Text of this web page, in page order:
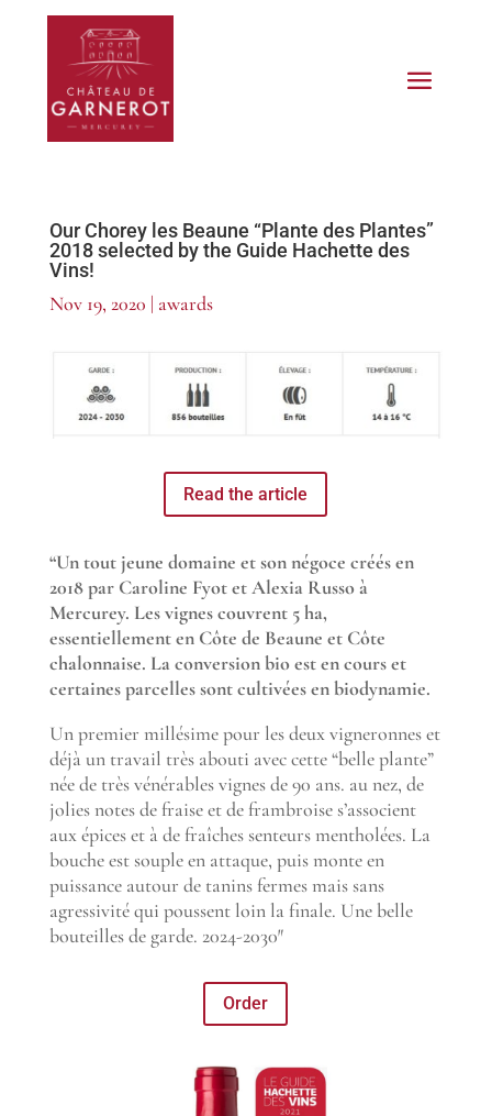
Our Chorey les Beaune “Plante des Plantes”
2018 selected by the Guide Hachette des
Vins!
Nov 19, 2020 | awards
Read the article
“Un tout jeune domaine et son négoce créés en
2018 par Caroline Fyot et Alexia Russo à
Mercurey. Les vignes couvrent 5 ha,
essentiellement en Côte de Beaune et Côte
chalonnaise. La conversion bio est en cours et
certaines parcelles sont cultivées en biodynamie.
Un premier millésime pour les deux vigneronnes et
déjà un travail très abouti avec cette “belle plante”
née de très vénérables vignes de 90 ans. au nez, de
jolies notes de fraise et de frambroise s’associent
aux épices et à de fraîches senteurs mentholées. La
bouche est souple en attaque, puis monte en
puissance autour de tanins fermes mais sans
agressivité qui poussent loin la finale. Une belle
bouteilles de garde. 2024-2030″
Order